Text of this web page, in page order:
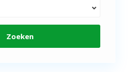
Zoeken